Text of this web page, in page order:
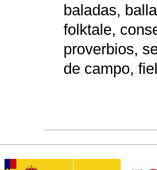
baladas,
folktale,
proverbios,
de campo,